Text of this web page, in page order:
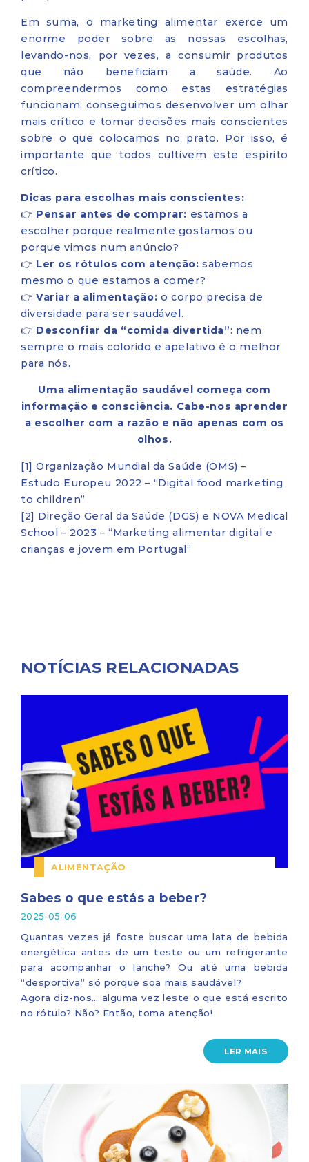
Em suma, o marketing alimentar exerce um
enorme poder sobre as nossas escolhas,
levando-nos, por vezes, a consumir produtos
que não beneficiam a saúde. Ao
compreendermos como estas estratégias
funcionam, conseguimos desenvolver um olhar
mais crítico e tomar decisões mais conscientes
sobre o que colocamos no prato. Por isso, é
importante que todos cultivem este espírito
crítico.
Dicas para escolhas mais conscientes:
👉 Pensar antes de comprar: estamos a
escolher porque realmente gostamos ou
porque vimos num anúncio?
👉 Ler os rótulos com atenção: sabemos
mesmo o que estamos a comer?
👉 Variar a alimentação: o corpo precisa de
diversidade para ser saudável.
👉 Desconfiar da “comida divertida”: nem
sempre o mais colorido e apelativo é o melhor
para nós.
Uma alimentação saudável começa com
informação e consciência. Cabe-nos aprender
a escolher com a razão e não apenas com os
olhos.
[1] Organização Mundial da Saúde (OMS) –
Estudo Europeu 2022 – “Digital food marketing
to children”
[2] Direção Geral da Saúde (DGS) e NOVA Medical
School – 2023 – “Marketing alimentar digital e
crianças e jovem em Portugal”
NOTÍCIAS RELACIONADAS
ALIMENTAÇÃO
Sabes o que estás a beber?
2025-05-06
Quantas vezes já foste buscar uma lata de bebida
energética antes de um teste ou um refrigerante
para acompanhar o lanche? Ou até uma bebida
“desportiva” só porque soa mais saudável?
Agora diz-nos… alguma vez leste o que está escrito
no rótulo? Não? Então, toma atenção!
LER MAIS